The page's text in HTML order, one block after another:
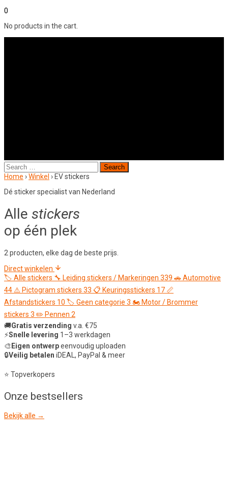
0
No products in the cart.
Search
for:
Home ›Winkel › EV stickers
Dé sticker specialist van Nederland
Alle stickers
op één plek
2 producten, elke dag de beste prijs.
Direct winkelen
🏷️ Alle stickers 🔧 Leiding stickers / Markeringen 339 🚗Automotive
44 ⚠️ Pictogram stickers 33 📋 Keuringsstickers 17 📏
Afstandstickers 10 🏷️ Geen categorie 3 🏍️ Motor / Brommer
stickers 3 ✏️ Pennen 2
🚚Gratis verzending v.a. €75
⚡Snelle levering 1–3 werkdagen
🎨 Eigen ontwerpeenvoudig uploaden
🔒Veilig betalen iDEAL, PayPal & meer
⭐ Topverkopers
Onze bestsellers
Bekijk alle →